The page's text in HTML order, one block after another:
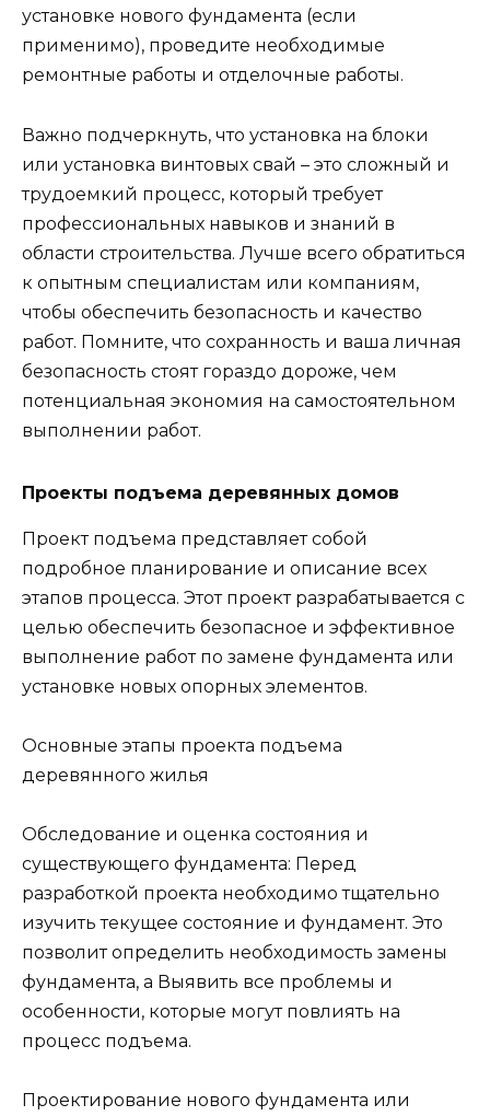
установке нового фундамента (если
применимо), проведите необходимые
ремонтные работы и отделочные работы.
Важно подчеркнуть, что установка на блоки
или установка винтовых свай – это сложный и
трудоемкий процесс, который требует
профессиональных навыков и знаний в
области строительства. Лучше всего обратиться
к опытным специалистам или компаниям,
чтобы обеспечить безопасность и качество
работ. Помните, что сохранность и ваша личная
безопасность стоят гораздо дороже, чем
потенциальная экономия на самостоятельном
выполнении работ.
Проекты подъема деревянных домов
Проект подъема представляет собой
подробное планирование и описание всех
этапов процесса. Этот проект разрабатывается с
целью обеспечить безопасное и эффективное
выполнение работ по замене фундамента или
установке новых опорных элементов.
Основные этапы проекта подъема
деревянного жилья
Обследование и оценка состояния и
существующего фундамента: Перед
разработкой проекта необходимо тщательно
изучить текущее состояние и фундамент. Это
позволит определить необходимость замены
фундамента, а Выявить все проблемы и
особенности, которые могут повлиять на
процесс подъема.
Проектирование нового фундамента или